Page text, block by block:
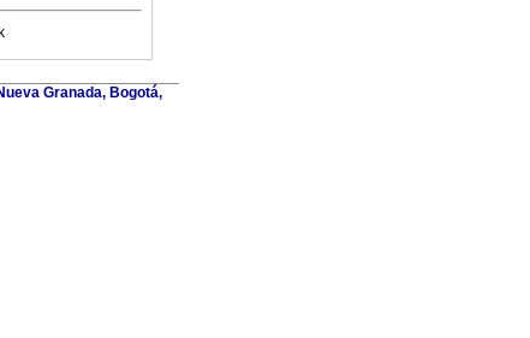
Granada, Bogotá,